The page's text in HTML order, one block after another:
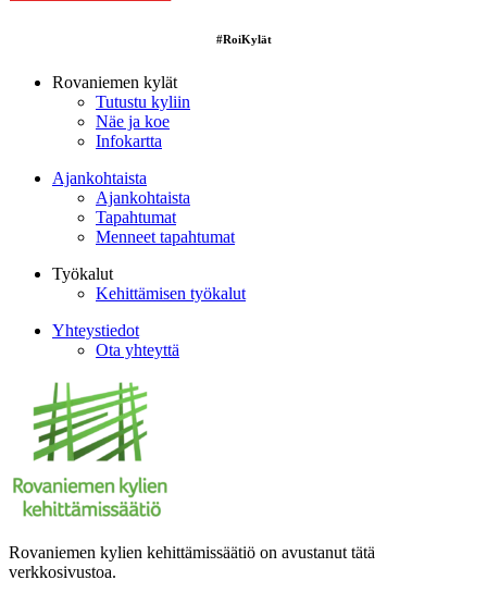
#RoiKylät
Rovaniemen kylät
Tutustu kyliin
Näe ja koe
Infokartta
Ajankohtaista
Ajankohtaista
Tapahtumat
Menneet tapahtumat
Työkalut
Kehittämisen työkalut
Yhteystiedot
Ota yhteyttä
Rovaniemen kylien kehittämissäätiö on avustanut tätä
verkkosivustoa.